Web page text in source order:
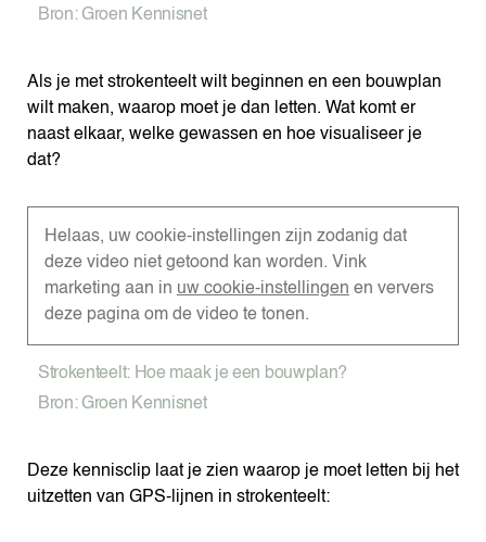
Bron: Groen Kennisnet
Als je met strokenteelt wilt beginnen en een bouwplan
wilt maken, waarop moet je dan letten. Wat komt er
naast elkaar, welke gewassen en hoe visualiseer je
dat?
Helaas, uw cookie-instellingen zijn zodanig dat
deze video niet getoond kan worden. Vink
marketing aan in uw cookie-instellingen en ververs
deze pagina om de video te tonen.
Strokenteelt: Hoe maak je een bouwplan?
Bron: Groen Kennisnet
Deze kennisclip laat je zien waarop je moet letten bij het
uitzetten van GPS-lijnen in strokenteelt: